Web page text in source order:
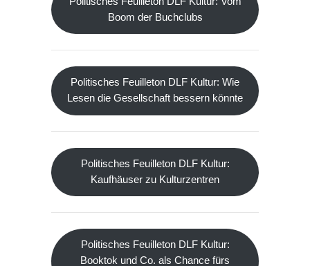
Boom der Buchclubs
Politisches Feuilleton DLF Kultur: Wie
Lesen die Gesellschaft bessern könnte
Politisches Feuilleton DLF Kultur:
Kaufhäuser zu Kulturzentren
Politisches Feuilleton DLF Kultur:
Booktok und Co. als Chance fürs